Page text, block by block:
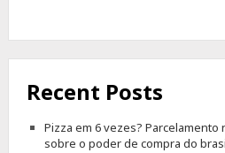
Recent Posts
Pizza em 6 vezes?
sobre o poder de compra do